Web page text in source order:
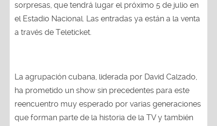
sorpresas, que tendrá lugar el próximo 5 de julio en
el Estadio Nacional. Las entradas ya están a la venta
a través de Teleticket.
La agrupación cubana, liderada por David Calzado,
ha prometido un show sin precedentes para este
reencuentro muy esperado por varias generaciones
que forman parte de la historia de la TV y también